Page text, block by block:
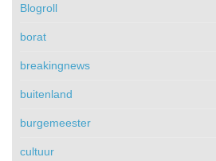
Blogroll
borat
breakingnews
buitenland
burgemeester
cultuur